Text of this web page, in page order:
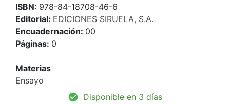
ISBN: 978-84-18708-46-6
Editorial: EDICIONES SIRUELA, S.A.
Encuadernación: 00
Páginas: 0
Materias
Ensayo
Disponible en 3 días